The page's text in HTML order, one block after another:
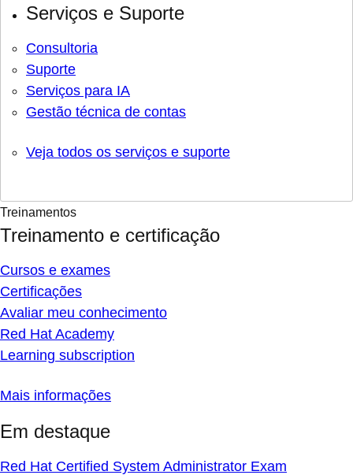
Serviços e Suporte
Consultoria
Suporte
Serviços para IA
Gestão técnica de contas
Veja todos os serviços e suporte
Treinamentos
Treinamento e certificação
Cursos e exames
Certificações
Avaliar meu conhecimento
Red Hat Academy
Learning subscription
Mais informações
Em destaque
Red Hat Certified System Administrator Exam